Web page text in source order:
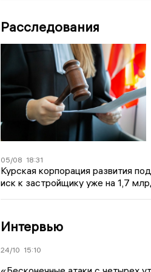
Расследования
05/08 18:31
Курская корпорация развития
иск к застройщику уже на 1,7
Интервью
24/10 15:10